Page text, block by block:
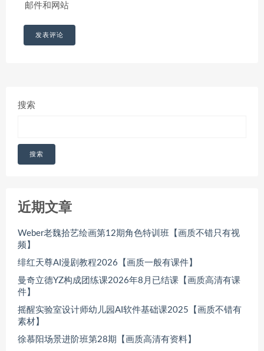
邮件和网站
搜索
搜索
近期文章
Weber老魏拾艺绘画第12期角色特训班【画质不错只有视
频】
绯红天尊AI漫剧教程2026【画质一般有课件】
曼奇立德YZ构成团练课2026年8月已结课【画质高清有课
件】
摇醒实验室设计师幼儿园AI软件基础课2025【画质不错有
素材】
徐慕阳场景进阶班第28期【画质高清有资料】